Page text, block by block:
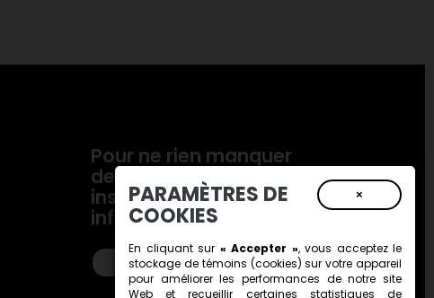
Pour ne rien manquer
de nos actualités,
inscrivez-vous à notre
infolettre!
S’inscrire!
×
PARAMÈTRES DE
COOKIES
En cliquant sur « Accepter », vous acceptez le
stockage de témoins (cookies) sur votre appareil
pour améliorer les performances de notre site
Web et recueillir certaines statistiques de